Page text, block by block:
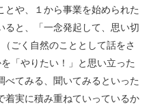
や、１から事業を始められた
ると、「一念発起して、思い切
ごく自然のこととして話をさ
「やりたい！」と思い立った
べてみる、聞いてみるといった
着実に積み重ねていっているか